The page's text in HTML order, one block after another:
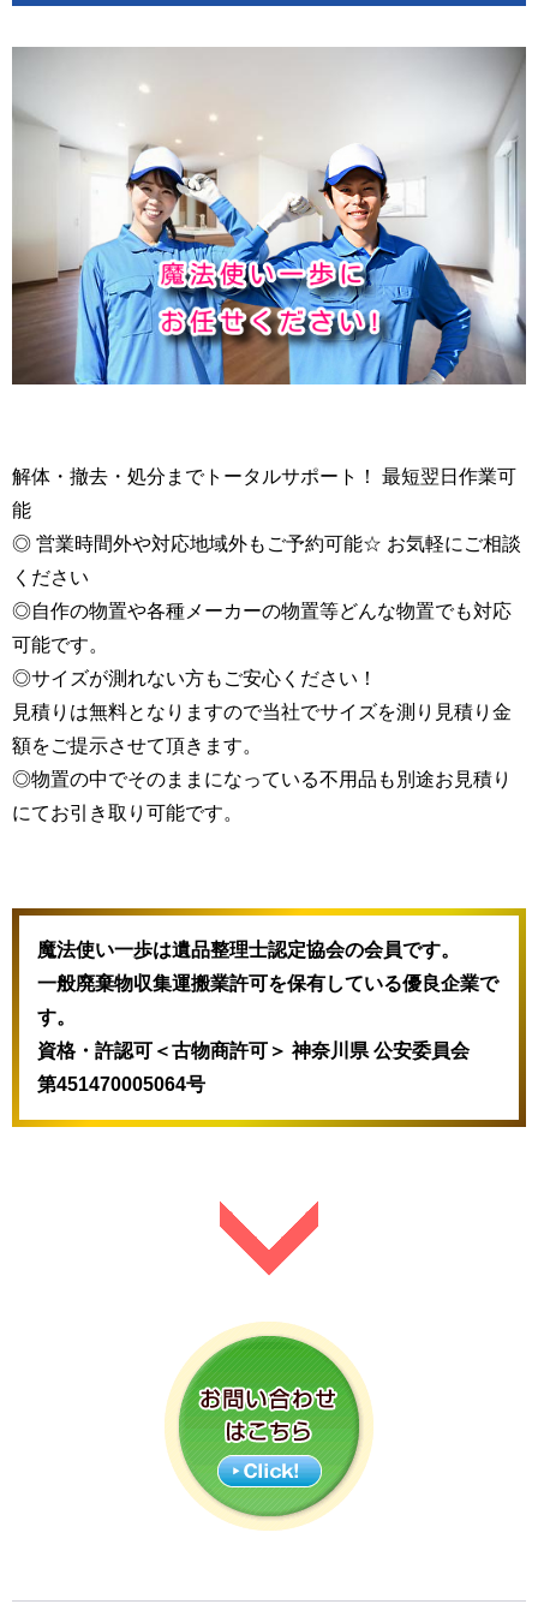
解体・撤去・処分までトータルサポート！ 最短翌日作業可
能
◎ 営業時間外や対応地域外もご予約可能☆ お気軽にご相談
ください
◎自作の物置や各種メーカーの物置等どんな物置でも対応
可能です。
◎サイズが測れない方もご安心ください！
見積りは無料となりますので当社でサイズを測り見積り金
額をご提示させて頂きます。
◎物置の中でそのままになっている不用品も別途お見積り
にてお引き取り可能です。
魔法使い一歩は遺品整理士認定協会の会員です。
一般廃棄物収集運搬業許可を保有している優良企業で
す。
資格・許認可＜古物商許可＞ 神奈川県 公安委員会
第451470005064号